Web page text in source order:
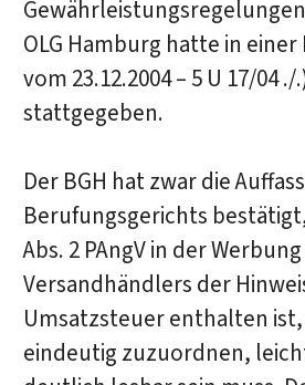
OLG Hamburg hatte in
vom 23.12.2004 – 5 U 17/04
stattgegeben.
Der BGH hat zwar die
Berufungsgerichts
Abs. 2 PAngV in der
Versandhändlers der
Umsatzsteuer enthalten
eindeutig zuzuordnen,